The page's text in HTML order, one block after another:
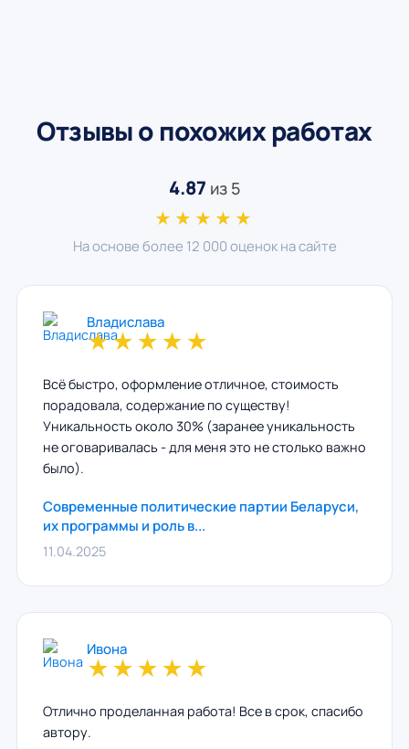
Отзывы о похожих работах
4.87 из 5
★★★★★
На основе более 12 000 оценок на сайте
Владислава
★★★★★
Всё быстро, оформление отличное, стоимость
порадовала, содержание по существу!
Уникальность около 30% (заранее уникальность
не оговаривалась - для меня это не столько важно
было).
Современные политические партии Беларуси,
их программы и роль в...
11.04.2025
Ивона
★★★★★
Отлично проделанная работа! Все в срок, спасибо
автору.